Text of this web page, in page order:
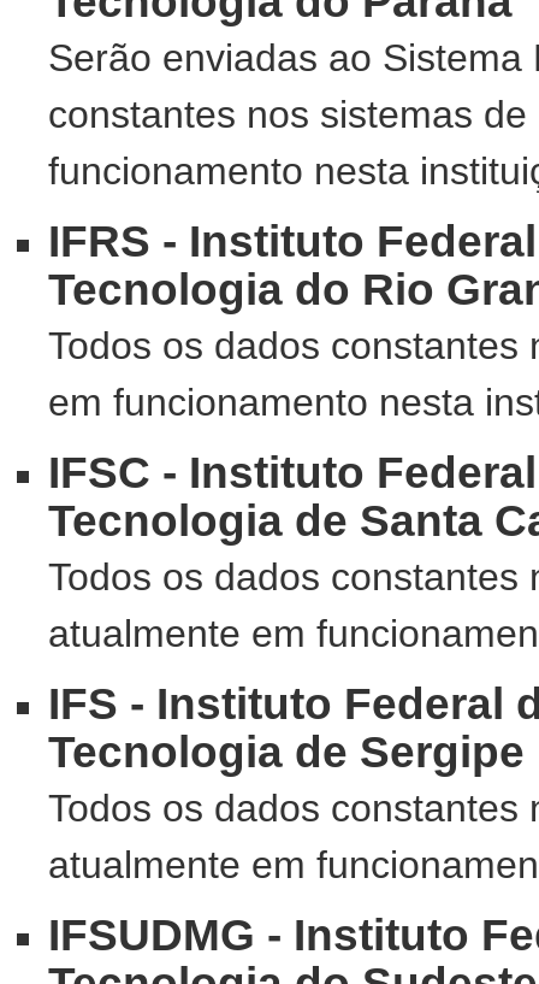
Serão enviadas ao
constantes nos sistemas
funcionamento nesta
IFRS - Instituto
Tecnologia do Rio
Todos os dados
em funcionamento nesta
IFSC - Instituto
Tecnologia de Santa
Todos os dados
atualmente em
IFS - Instituto Federal
Tecnologia de Sergipe
Todos os dados
atualmente em
IFSUDMG - Instituto